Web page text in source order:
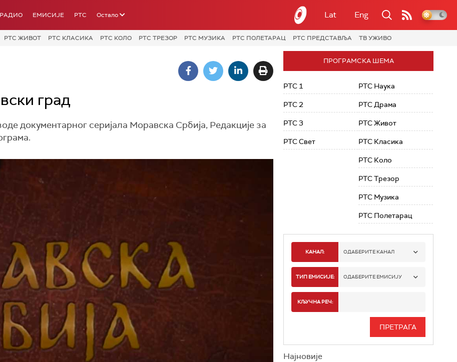
РАДИО ЕМИСИЈЕ РТС Остало Lat Eng
РТС ЖИВОТ РТС КЛАСИКА РТС КОЛО РТС ТРЕЗОР РТС МУЗИКА РТС ПОЛЕТАРАЦ РТС ПРЕДСТАВЉА ТВ УЖИВО
град
документарног серијала Моравска Србија, Редакције за
ПРОГРАМСКА ШЕМА
РТС 1
РТС 2
РТС 3
РТС Свет
РТС Наука
РТС Драма
РТС Живот
РТС Класика
РТС Коло
РТС Трезор
РТС Музика
РТС Полетарац
КАНАЛ: ОДАБЕРИТЕ КАНАЛ
РТС 1
РТС 3
ТИП ЕМИСИЈЕ: ОДАБЕРИТЕ ЕМИСИЈУ
КЉУЧНА РЕЧ:
Најновије